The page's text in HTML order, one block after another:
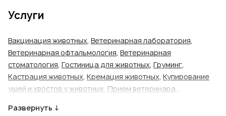
Услуги
Вакцинация животных, Ветеринарная лаборатория,
Ветеринарная офтальмология, Ветеринарная
стоматология, Гостиница для животных, Груминг,
Кастрация животных, Кремация животных, Купирование
ушей и хвостов у животных, Прием ветеринара,
УЗИ животных,
Развернуть ↓